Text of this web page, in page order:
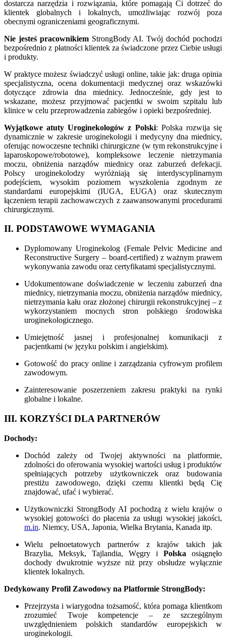
dostarcza narzędzia i rozwiązania, które pomagają Ci dotrzeć do
klientek globalnych i lokalnych, umożliwiając rozwój poza
obecnymi ograniczeniami geograficznymi.
Nie jesteś pracownikiemStrongBody AI. Twój dochód pochodzi
bezpośrednio z płatności klientek za świadczone przez Ciebie usługi
i produkty.
W praktyce możesz świadczyć usługi online, takie jak: druga opinia
specjalistyczna, ocena dokumentacji medycznej oraz wskazówki
dotyczące zdrowia dna miednicy. Jednocześnie, gdy jest to
wskazane, możesz przyjmować pacjentki w swoim szpitalu lub
klinice w celu przeprowadzenia zabiegów i opieki bezpośredniej.
Wyjątkowe atuty Uroginekologów z Polski: Polska rozwija się
dynamicznie w zakresie uroginekologii i medycyny dna miednicy,
oferując nowoczesne techniki chirurgiczne (w tym rekonstrukcyjne i
laparoskopowe/robotowe), kompleksowe leczenie nietrzymania
moczu, obniżenia narządów miednicy oraz zaburzeń defekacji.
Polscy uroginekolodzy wyróżniają się interdyscyplinarnym
podejściem, wysokim poziomem wyszkolenia zgodnym ze
standardami europejskimi (IUGA, EUGA) oraz skutecznym
łączeniem terapii zachowawczych z zaawansowanymi procedurami
chirurgicznymi.
II. PODSTAWOWE WYMAGANIA
Dyplomowany Uroginekolog (Female Pelvic Medicine and
Reconstructive Surgery – board-certified) z ważnym prawem
wykonywania zawodu oraz certyfikatami specjalistycznymi.
Udokumentowane doświadczenie w leczeniu zaburzeń dna
miednicy, nietrzymania moczu, obniżenia narządów miednicy,
nietrzymania kału oraz złożonej chirurgii rekonstrukcyjnej – z
wykorzystaniem mocnych stron polskiego środowiska
uroginekologicznego.
Umiejętność jasnej i profesjonalnej komunikacji z
pacjentkami (w języku polskim i angielskim).
Gotowość do pracy online i zarządzania cyfrowym profilem
zawodowym.
Zainteresowanie poszerzeniem zakresu praktyki na rynki
globalne i lokalne.
III. KORZYŚCI DLA PARTNERÓW
Dochody:
Dochód zależy od Twojej aktywności na platformie,
zdolności do oferowania wysokiej wartości usług i produktów
spełniających potrzeby użytkowniczek oraz budowania
prestiżu zawodowego, dzięki czemu klientki będą Cię
znajdować, ufać i wybierać.
Użytkowniczki StrongBody AI pochodzą z wielu krajów o
wysokiej gotowości do płacenia za usługi wysokiej jakości,
m.in. Niemcy, USA, Japonia, Wielka Brytania, Kanada itp.
Wielu pełnoetatowych partnerów z krajów takich jak
Brazylia, Meksyk, Tajlandia, Węgry i Polska osiągnęło
dochody dwukrotnie wyższe niż przy obsłudze wyłącznie
klientek lokalnych.
Dedykowany Profil Zawodowy na Platformie StrongBody:
Przejrzysta i wiarygodna tożsamość, która pomaga klientkom
zrozumieć Twoje kompetencje – ze szczególnym
uwzględnieniem polskich standardów europejskich w
uroginekologii.